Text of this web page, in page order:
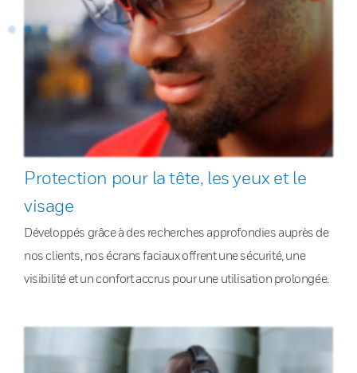
Protection pour la tête, les yeux et le
visage
Développés grâce à des recherches approfondies auprès de
nos clients, nos écrans faciaux offrent une sécurité, une
visibilité et un confort accrus pour une utilisation prolongée.